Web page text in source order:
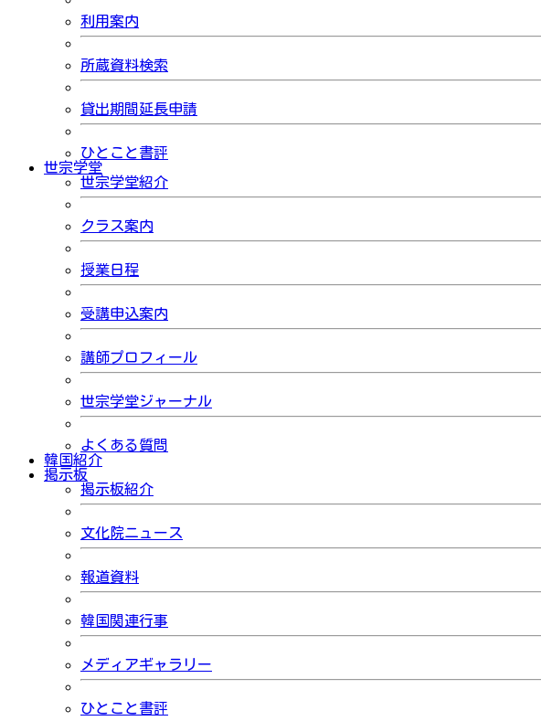
利用案内
所蔵資料検索
貸出期間延長申請
ひとこと書評
世宗学堂
世宗学堂紹介
クラス案内
授業日程
受講申込案内
講師プロフィール
世宗学堂ジャーナル
よくある質問
韓国紹介
掲示板
掲示板紹介
文化院ニュース
報道資料
韓国関連行事
メディアギャラリー
ひとこと書評